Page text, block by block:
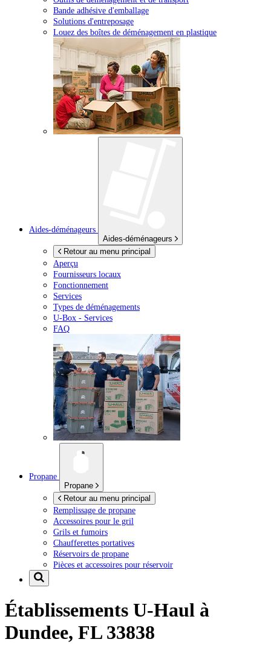
Bande adhésive d'emballage
Solutions d'entreposage
Louez des boîtes de déménagement en plastique
Aides-déménageurs
Aides-déménageurs
Retour au menu principal
Aperçu
Fournisseurs locaux
Fonctionnement
Services
Types de déménagements
U-Box - Services
FAQ
Propane
Propane
Retour au menu principal
Remplissage de propane
Accessoires pour le gril
Grils et fumoirs
Chaufferettes portatives
Réservoirs de propane
Pièces et accessoires pour réservoir
Établissements U-Haul à
Dundee, FL 33838